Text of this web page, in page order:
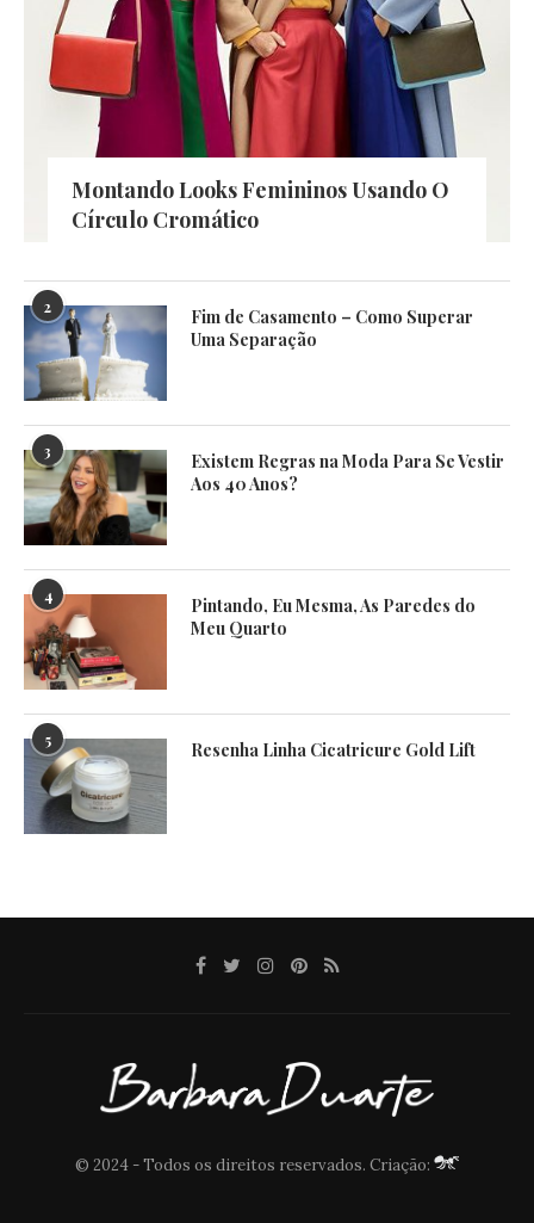
Montando Looks Femininos Usando O
Círculo Cromático
2
Fim de Casamento – Como Superar
Uma Separação
3
Existem Regras na Moda Para Se Vestir
Aos 40 Anos?
4
Pintando, Eu Mesma, As Paredes do
Meu Quarto
5 Resenha Linha Cicatricure Gold Lift
© 2024 - Todos os direitos reservados. Criação: